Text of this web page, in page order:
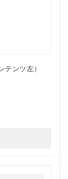
ンツ左）